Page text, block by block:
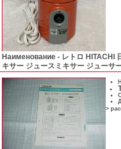
Наименование - レトロ HITACHI
キサー ジュースミキサー ジューサ
>